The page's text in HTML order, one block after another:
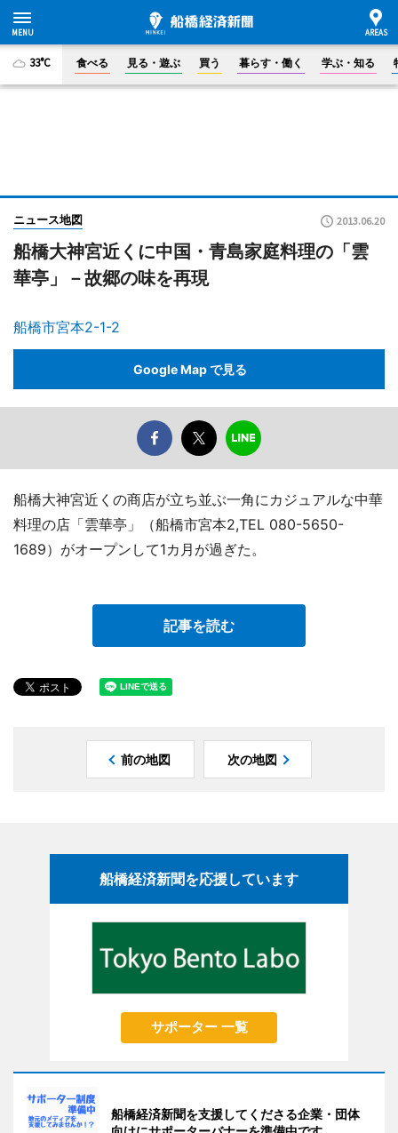
33°C 食べる 見る・遊ぶ 買う 暮らす・働く 学ぶ・知る
ニュース地図 2013.06.20
船橋大神宮近くに中国・青島家庭料理の「雲
華亭」－故郷の味を再現
船橋市宮本2-1-2
Google Map で見る
船橋大神宮近くの商店が立ち並ぶ一角にカジュアルな中華
料理の店「雲華亭」（船橋市宮本2,TEL 080-5650-
1689）がオープンして1カ月が過ぎた。
記事を読む
前の地図 次の地図
船橋経済新聞を応援しています
サポーター 一覧
船橋経済新聞を支援してくださる企業・団体